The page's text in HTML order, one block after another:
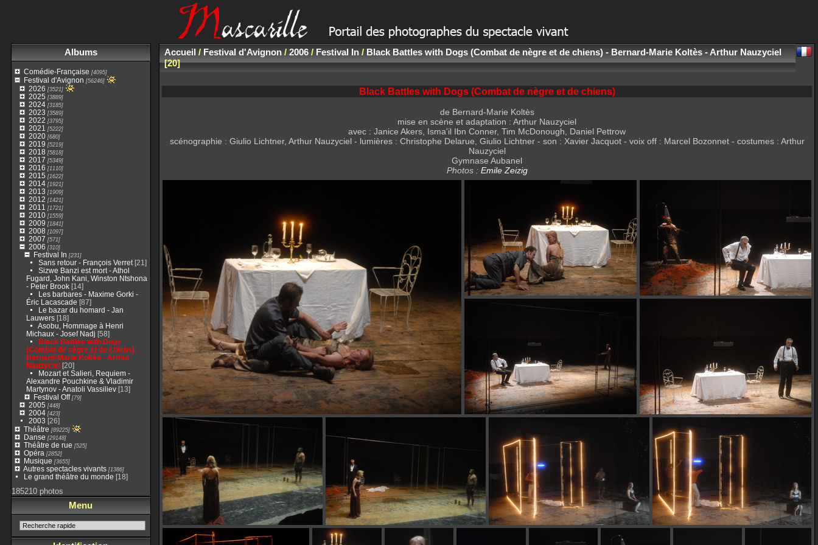
Albums
Comédie-Française [4095]
Festival d'Avignon [56246]
2026 [3521]
2025 [3889]
2024[3185]
2023 [3589]
2022 [3795]
2021 [5222]
2020[680]
2019 [5219]
2018 [5818]
2017 [5349]
2016 [1110]
2015 [1622]
2014[1921]
2013 [1909]
2012 [1421]
2011 [1721]
2010[1559]
2009 [1841]
2008 [1097]
2007 [571]
2006 [310]
Festival In [231]
Sans retour - François Verret[21]
Sizwe Banzi est mort - Athol
Fugard, John Kani, Winston Ntshona
- Peter Brook[14]
Les barbares - Maxime Gorki -
Éric Lacascade [87]
Le bazar du homard - Jan
Lauwers[18]
Asobu, Hommage à Henri
Michaux - Josef Nadj [58]
Black Battles with Dogs
(Combat de nègre et de chiens) -
Bernard-Marie Koltès - Arthur
Nauzyciel[20]
Mozart et Salieri, Requiem -
Alexandre Pouchkine & Vladimir
Martynov - Anatoli Vassiliev[13]
Festival Off[79]
2005 [448]
2004[423]
2003 [26]
Théâtre [89225]
Danse [29148]
Théâtre de rue [525]
Opéra [2852]
Musique [3655]
Autres spectacles vivants[1386]
Le grand théâtre du monde [18]
185210 photos
Menu
Accueil/ Festival d'Avignon/ 2006/ Festival In/ Black Battles with Dogs (Combat de nègre et de chiens) - Bernard-Marie Koltès - Arthur Nauzyciel
20
Black Battles with Dogs (Combat de nègre et de chiens)
de Bernard-Marie Koltès
mise en scène et adaptation : Arthur Nauzyciel
avec : Janice Akers, Isma'il Ibn Conner, Tim McDonough, Daniel Pettrow
scénographie : Giulio Lichtner, Arthur Nauzyciel - lumières : Christophe Delarue, Giulio Lichtner - son : Xavier Jacquot - voix off : Marcel Bozonnet - costumes : Arthur
Nauzyciel
Gymnase Aubanel
Photos : Emile Zeizig